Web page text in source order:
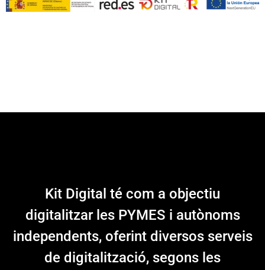
Kit Digital té com a objectiu
digitalitzar les PYMES i autònoms
independents, oferint diversos serveis
de digitalització, segons les